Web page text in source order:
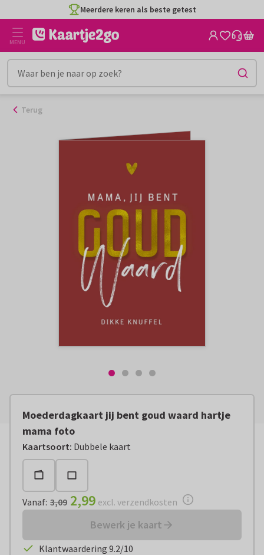
naar
inhoud
Meerdere keren als beste getest
MENU
Terug
Moederdagkaart jij bent goud waard hartje
mama foto
Kaartsoort: Dubbele kaart
Vanaf: € 2,99 excl. verzendkosten
Vanaf: 3,09 2,99 excl. verzendkosten
Bewerk je kaart
Klantwaardering 9.2/10